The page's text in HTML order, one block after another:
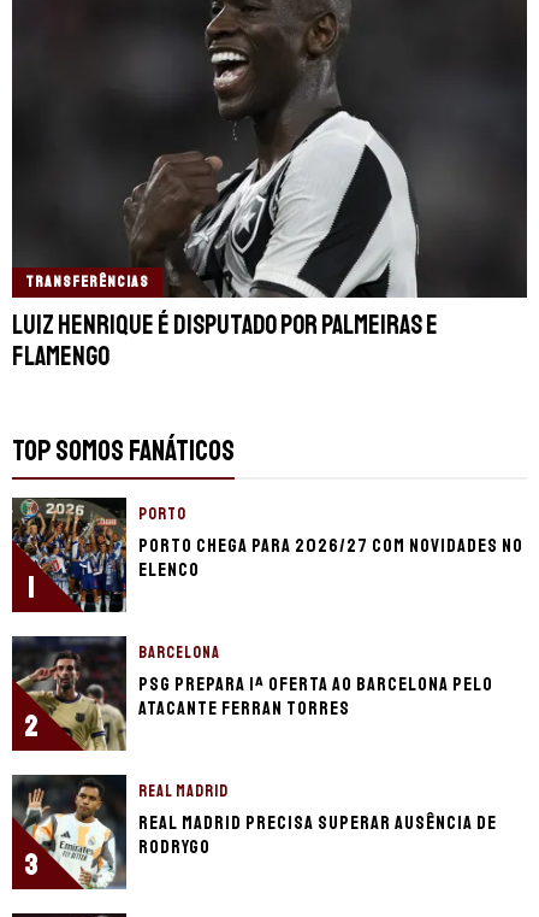
TRANSFERÊNCIAS
Luiz Henrique é disputado por Palmeiras e
Flamengo
TOP SOMOS FANÁTICOS
1
PORTO
Porto chega para 2026/27 com novidades no
elenco
2
BARCELONA
PSG prepara 1ª oferta ao Barcelona pelo
atacante Ferran Torres
3
REAL MADRID
Real Madrid precisa superar ausência de
Rodrygo